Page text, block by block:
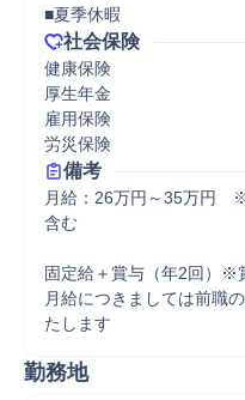
■夏季休暇
社会保険
健康保険
厚生年金
雇用保険
労災保険
備考
月給：26万円～35万円　
含む
固定給＋賞与（年2回）※
月給につきましては前職
たします
勤務地